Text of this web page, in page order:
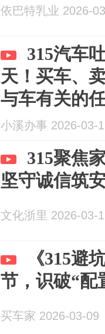
依巴特乳业 2026-
315汽车
天！买车、
与车有关的
小溪办事 2026-03-
315聚焦家装品
坚守诚信筑
文化浙里 2026-03-
《315避
节，识破“配
买车家 2026-03-09